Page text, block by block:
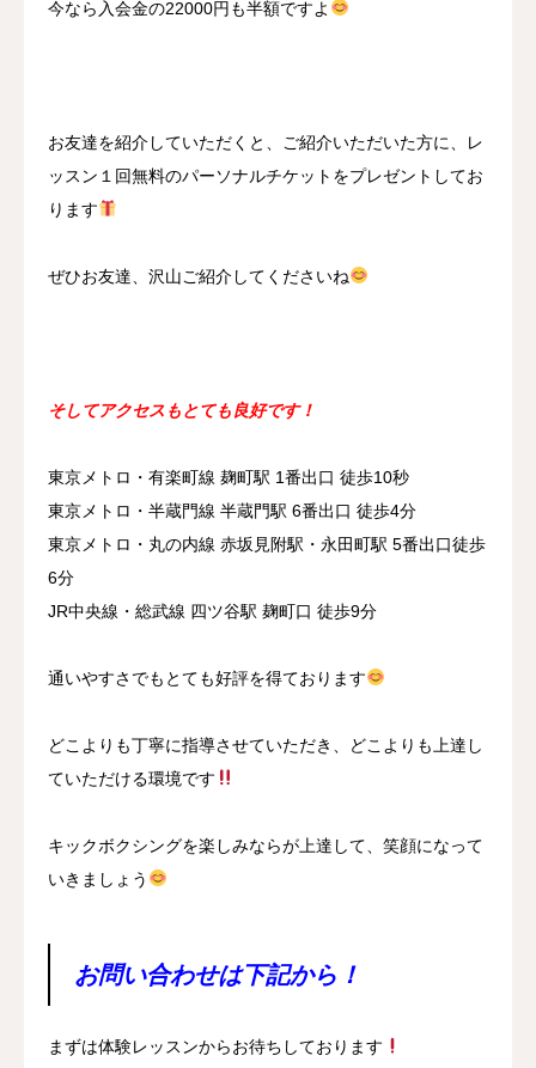
今なら入会金の22000円も半額ですよ
お友達を紹介していただくと、ご紹介いただいた方に、レ
ッスン１回無料のパーソナルチケットをプレゼントしてお
ります
ぜひお友達、沢山ご紹介してくださいね
そしてアクセスもとても良好です！
東京メトロ・有楽町線 麹町駅 1番出口 徒歩10秒
東京メトロ・半蔵門線 半蔵門駅 6番出口 徒歩4分
東京メトロ・丸の内線 赤坂見附駅・永田町駅 5番出口徒歩
6分
JR中央線・総武線 四ツ谷駅 麹町口 徒歩9分
通いやすさでもとても好評を得ております
どこよりも丁寧に指導させていただき、どこよりも上達し
ていただける環境です
キックボクシングを楽しみならが上達して、笑顔になって
いきましょう
お問い合わせは下記から！
まずは体験レッスンからお待ちしております